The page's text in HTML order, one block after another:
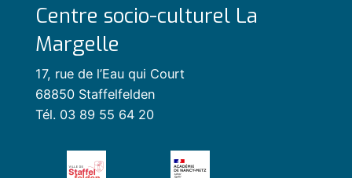
Centre socio-culturel La
Margelle
17, rue de l’Eau qui Court
68850 Staffelfelden
Tél. 03 89 55 64 20